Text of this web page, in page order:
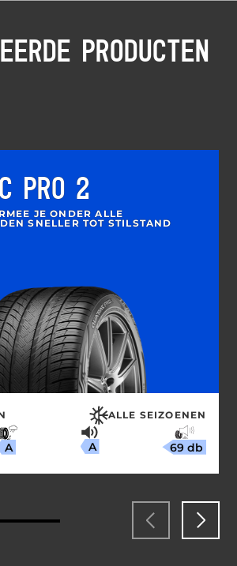
PRODUCTEN
PRO 2
JE ONDER ALLE
SNELLER TOT STILSTAND
ALLE SEIZOENEN
A A 69 db